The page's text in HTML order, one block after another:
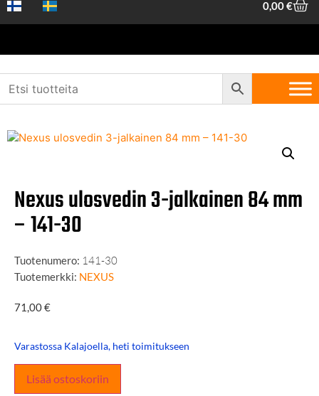
0,00€
Etusivu Koneet ja työkalut Ulosvetimet
Nexus ulosvedin 3-jalkainen 84 mm
– 141-30
Tuotenumero: 141-30
Tuotemerkki: NEXUS
71,00€
Varastossa Kalajoella, heti toimitukseen
Lisää ostoskoriin